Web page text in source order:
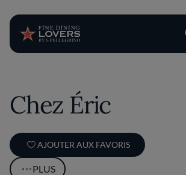
Chez Éric
AJOUTER AUX FAVORIS
PLUS